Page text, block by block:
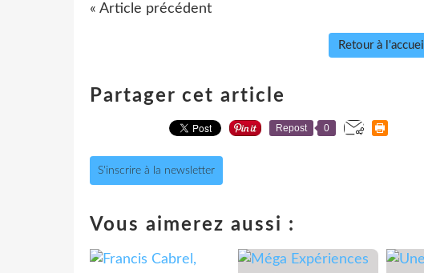
« Article précédent
Retour à l'accueil
Partager cet article
Repost 0
S'inscrire à la newsletter
Vous aimerez aussi :